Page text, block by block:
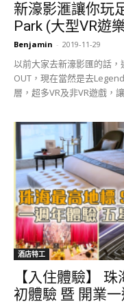
新濠影滙讓你玩
Park (大型VR遊
Benjamin - 2019-11-29
以前大家去新濠影匯的話
OUT，現在當然是去
層，超多VR及非VR遊戲，
酒店特工
【入住體驗】
初體驗 暨 開業